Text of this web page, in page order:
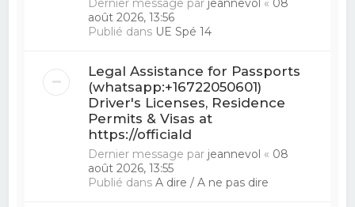
août 2026, 13:56
Publié dans UE Spé 14
Legal Assistance for Passports
(whatsapp:+16722050601)
Driver's Licenses, Residence
Permits & Visas at
https://officiald
Dernier message par jeannevol « 08
août 2026, 13:55
Publié dansA dire / A ne pas dire